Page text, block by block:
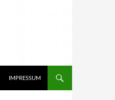
IMPRESSUM